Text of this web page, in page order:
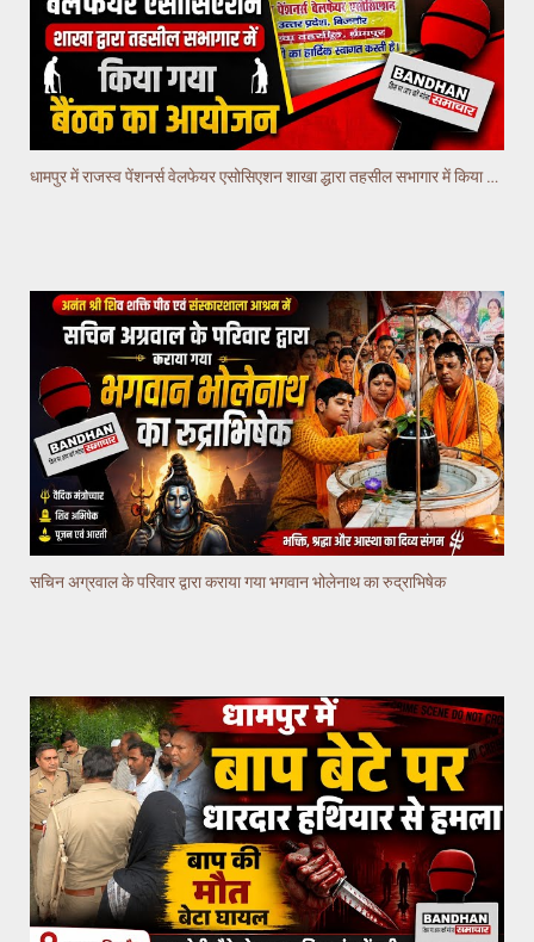
धामपुर में राजस्व पेंशनर्स वेलफेयर एसोसिएशन शाखा द्धारा तहसील सभागार में किया गया वैठक का आयोजन
सचिन अग्रवाल के परिवार द्वारा कराया गया भगवान भोलेनाथ का रुद्राभिषेक